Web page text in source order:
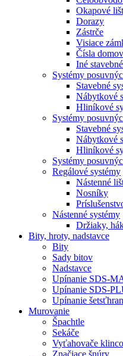
Okapové
Dorazy
Zástrče
Visiace
Čísla
Iné
Systémy
Stavebné
Nábytkové
Hliníkové
Systémy
Stavebné
Nábytkové
Hliníkové
Systémy
Regálové systémy
Nástenné
Nosníky
Nástenné systémy
Držiaky,
Bity, hroty, nadstavce
Bity
Sady bitov
Nadstavce
Upínanie SDS-
Upínanie SDS-
Upínanie šetsťhran
Murovanie
Špachtle
Sekáče
Vyťahovače
Značiace šnúry